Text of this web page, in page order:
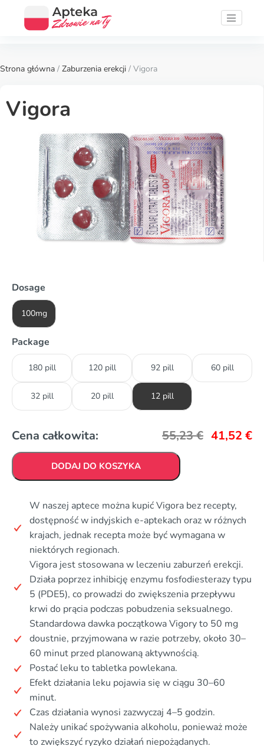
Strona główna / Zaburzenia erekcji / Vigora
Vigora
Dosage
100mg
Package
180 pill 120 pill 92 pill 60 pill
32 pill 20 pill 12 pill
Cena całkowita: 55,23€ 41,52 €
DODAJ DO KOSZYKA
W naszej aptece można kupić Vigora bez recepty,
dostępność w indyjskich e-aptekach oraz w różnych
krajach, jednak recepta może być wymagana w
niektórych regionach.
Vigora jest stosowana w leczeniu zaburzeń erekcji.
Działa poprzez inhibicję enzymu fosfodiesterazy typu
5 (PDE5), co prowadzi do zwiększenia przepływu
krwi do prącia podczas pobudzenia seksualnego.
Standardowa dawka początkowa Vigory to 50 mg
doustnie, przyjmowana w razie potrzeby, około 30–
60 minut przed planowaną aktywnością.
Postać leku to tabletka powlekana.
Efekt działania leku pojawia się w ciągu 30–60
minut.
Czas działania wynosi zazwyczaj 4–5 godzin.
Należy unikać spożywania alkoholu, ponieważ może
to zwiększyć ryzyko działań niepożądanych.